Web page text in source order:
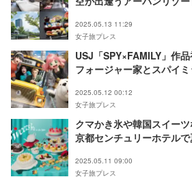
2025.05.13 11:29
女子旅プレス
USJ「SPY×FAMILY」作品
フォージャー家とスパイ
2025.05.12 00:12
女子旅プレス
クマかき氷や韓国スイーツ
京都センチュリーホテル
2025.05.11 09:00
女子旅プレス